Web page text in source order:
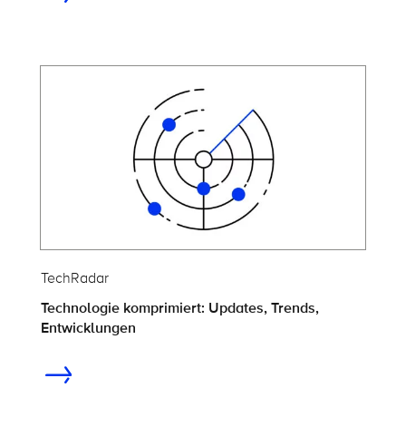
TechRadar
Technologie komprimiert: Updates, Trends,
Entwicklungen